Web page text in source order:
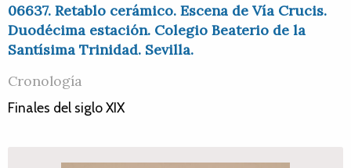
06637. Retablo cerámico. Escena de Vía Crucis.
Duodécima estación. Colegio Beaterio de la
Santísima Trinidad. Sevilla.
Cronología
Finales del siglo XIX